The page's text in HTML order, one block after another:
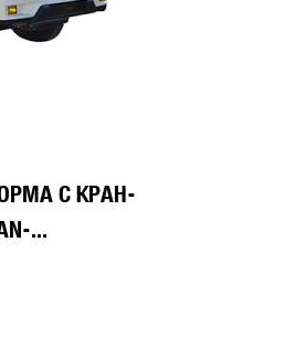
С КРАН-
...